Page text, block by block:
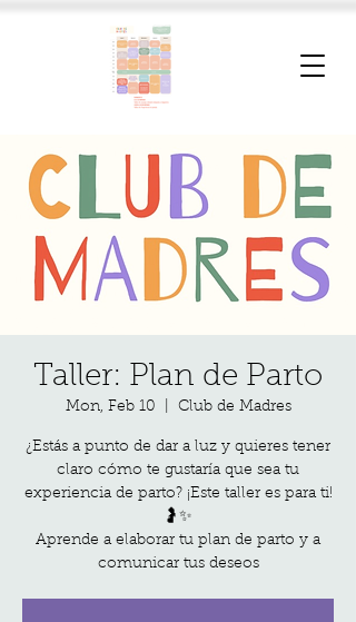
Taller: Plan de Parto
Mon, Feb 10 Club de Madres
¿Estás a punto de dar a luz y quieres tener
claro cómo te gustaría que sea tu
experiencia de parto? ¡Este taller es para ti!
🤰✨
Aprende a elaborar tu plan de parto y a
comunicar tus deseos